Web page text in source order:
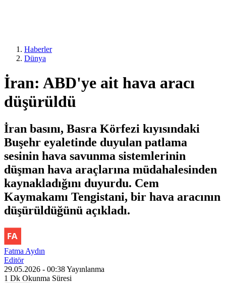
Haberler
Dünya
İran: ABD'ye ait hava aracı
düşürüldü
İran basını, Basra Körfezi kıyısındaki
Buşehr eyaletinde duyulan patlama
sesinin hava savunma sistemlerinin
düşman hava araçlarına müdahalesinden
kaynakladığını duyurdu. Cem
Kaymakamı Tengistani, bir hava aracının
düşürüldüğünü açıkladı.
Fatma Aydın
Editör
29.05.2026 - 00:38Yayınlanma
1 Dk Okunma Süresi